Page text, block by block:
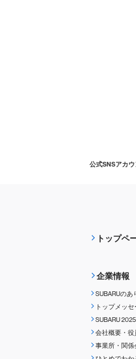
公式SNSアカウ
トップペ
企業情報
SUBARUのあ
トップメッセ
SUBARU
会社概要・
事業所・関係